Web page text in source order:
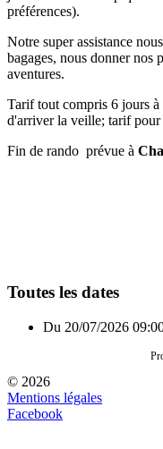
préférences).
Notre super assistance
bagages, nous donner nos
aventures.
Tarif tout compris 6 jours
d'arriver la veille; tarif
Fin de rando prévue à
Toutes les dates
Du 20/07/2026
© 2026
Mentions légales
Facebook